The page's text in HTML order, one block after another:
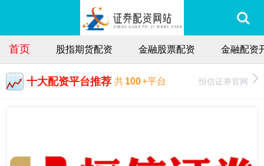
首页 股指期货配资 金融股票配资 金融配资
十大配资平台推荐 共100+平台 恒信证券官网